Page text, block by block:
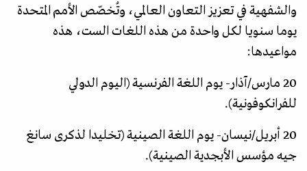
والشفهية في تعزيز التعاون العالمي، وتُخصّص الأمم المتحدة
يوما سنويا لكل واحدة من هذه اللغات الست، هذه
مواعيدها:
20 مارس/آذار- يوم اللغة الفرنسية (اليوم الدولي
للفرانكوفونية).
20 أبريل/نيسان- يوم اللغة الصينية (تخليدا لذكرى سانغ
جيه مؤسس الأبجدية الصينية).